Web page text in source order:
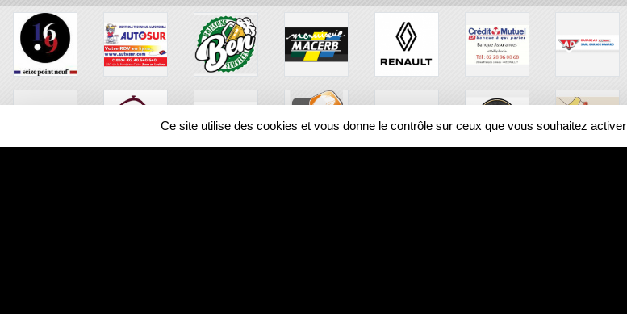
Ce site utilise des cookies et vous donne le contrôle sur ceux que vous souhaitez activer